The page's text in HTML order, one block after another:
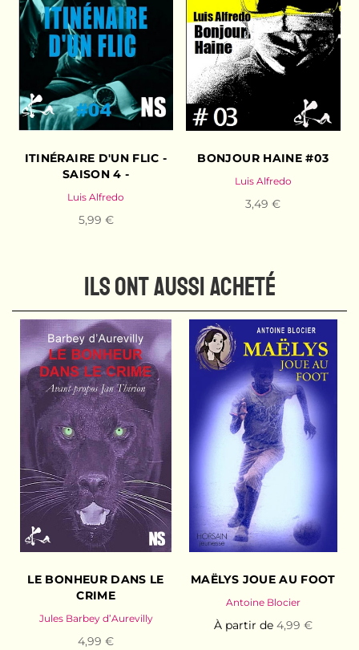
ITINÉRAIRE D'UN FLIC -
SAISON 4 -
Luis Alfredo
5,99 €
BONJOUR HAINE #03
Luis Alfredo
3,49 €
ILS ONT AUSSI ACHETÉ
LE BONHEUR DANS LE
CRIME
Jules Barbey d’Aurevilly
4,99 €
MAËLYS JOUE AU FOOT
Antoine Blocier
À partir de 4,99 €